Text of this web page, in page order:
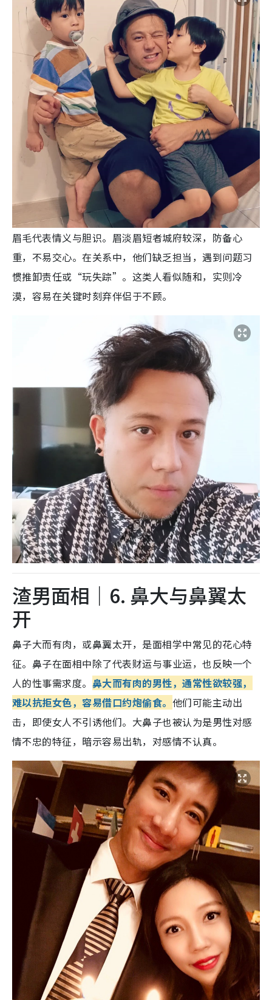
眉毛代表情义与胆识。眉淡眉短者城府较深，防备心
重，不易交心。在关系中，他们缺乏担当，遇到问题习
惯推卸责任或“玩失踪”。这类人看似随和，实则冷
漠，容易在关键时刻弃伴侣于不顾。
渣男面相｜6. 鼻大与鼻翼太
开
鼻子大而有肉，或鼻翼太开，是面相学中常见的花心特
征。鼻子在面相中除了代表财运与事业运，也反映一个
人的性事需求度。 鼻大而有肉的男性，通常性欲较强，
难以抗拒女色，容易借口约炮偷食。 他们可能主动出
击，即使女人不引诱他们。大鼻子也被认为是男性对感
情不忠的特征，暗示容易出轨，对感情不认真。